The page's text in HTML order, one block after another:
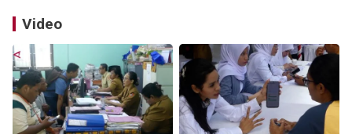
Video